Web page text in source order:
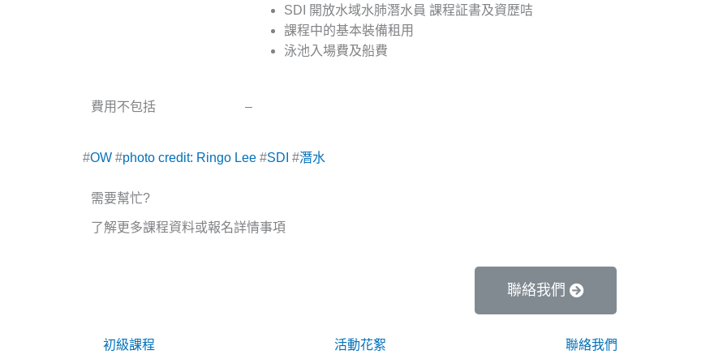
SDI 開放水域水肺潛水員 課程証書及資歴咭
課程中的基本裝備租用
泳池入場費及船費
費用不包括 –
#OW #photo credit: Ringo Lee #SDI #潛水
需要幫忙?
了解更多課程資料或報名詳情事項
聯絡我們
初級課程 活動花絮 聯絡我們